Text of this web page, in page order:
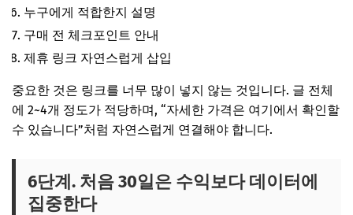
누구에게 적합한지 설명
구매 전 체크포인트 안내
제휴 링크 자연스럽게 삽입
중요한 것은 링크를 너무 많이 넣지 않는 것입니다. 글 전체
에 2~4개 정도가 적당하며, “자세한 가격은 여기에서 확인할
수 있습니다”처럼 자연스럽게 연결해야 합니다.
6단계. 처음 30일은 수익보다 데이터에
집중한다